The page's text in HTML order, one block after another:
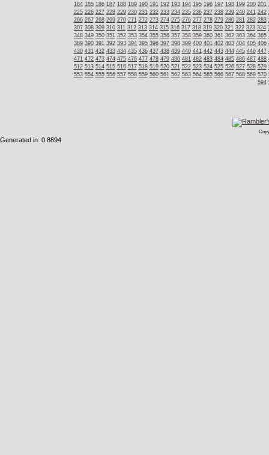
184 185 186 187 188 189 190 191 192 193 194 195 196 197 198 199 200 201
225 226 227 228 229 230 231 232 233 234 235 236 237 238 239 240 241 242
266 267 268 269 270 271 272 273 274 275 276 277 278 279 280 281 282 283
307 308 309 310 311 312 313 314 315 316 317 318 319 320 321 322 323 324
348 349 350 351 352 353 354 355 356 357 358 359 360 361 362 363 364 365
389 390 391 392 393 394 395 396 397 398 399 400 401 402 403 404 405 406
430 431 432 433 434 435 436 437 438 439 440 441 442 443 444 445 446 447
471 472 473 474 475 476 477 478 479 480 481 482 483 484 485 486 487 488
512 513 514 515 516 517 518 519 520 521 522 523 524 525 526 527 528 529
553 554 555 556 557 558 559 560 561 562 563 564 565 566 567 568 569 570
594
Generated in: 0.8894